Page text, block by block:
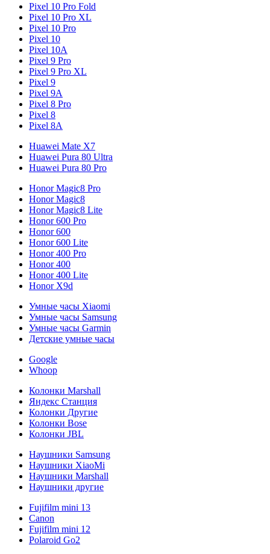
Pixel 10 Pro Fold
Pixel 10 Pro XL
Pixel 10 Pro
Pixel 10
Pixel 10A
Pixel 9 Pro
Pixel 9 Pro XL
Pixel 9
Pixel 9A
Pixel 8 Pro
Pixel 8
Pixel 8A
Huawei Mate X7
Huawei Pura 80 Ultra
Huawei Pura 80 Pro
Honor Magic8 Pro
Honor Magic8
Honor Magic8 Lite
Honor 600 Pro
Honor 600
Honor 600 Lite
Honor 400 Pro
Honor 400
Honor 400 Lite
Honor X9d
Умные часы Xiaomi
Умные часы Samsung
Умные часы Garmin
Детские умные часы
Google
Whoop
Колонки Marshall
Яндекс Станция
Колонки Другие
Колонки Bose
Колонки JBL
Наушники Samsung
Наушники XiaoMi
Наушники Marshall
Наушники другие
Fujifilm mini 13
Canon
Fujifilm mini 12
Polaroid Go2